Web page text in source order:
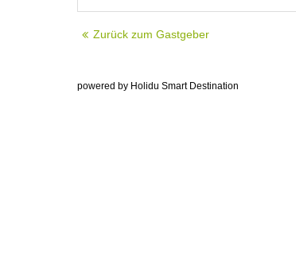
Zurück zum Gastgeber
powered by Holidu Smart Destination